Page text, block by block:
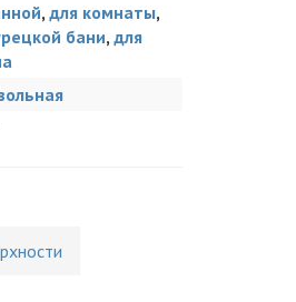
, для комнаты,
бани, для